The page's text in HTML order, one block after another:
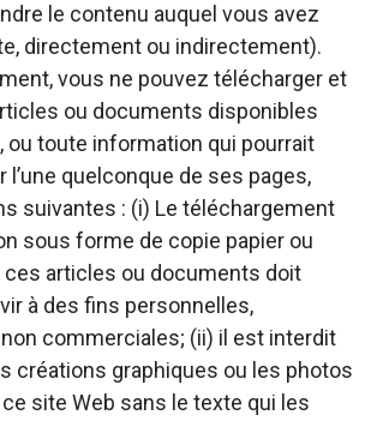
le contenu auquel vous avez
directement ou indirectement).
vous ne pouvez télécharger et
ou documents disponibles
ou toute information qui pourrait
l’une quelconque de ses pages,
suivantes : (i) Le téléchargement
sous forme de copie papier ou
articles ou documents doit
à des fins personnelles,
commerciales; (ii) il est interdit
créations graphiques ou les photos
site Web sans le texte qui les